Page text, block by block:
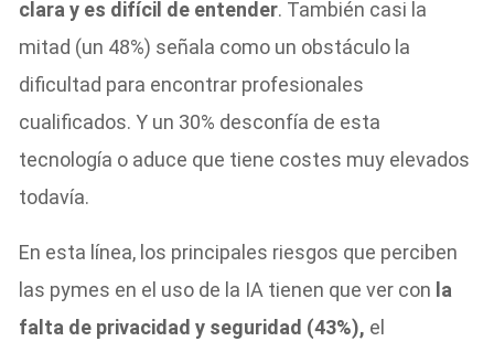
clara y es difícil de entender. También casi la
mitad (un 48%) señala como un obstáculo la
dificultad para encontrar profesionales
cualificados. Y un 30% desconfía de esta
tecnología o aduce que tiene costes muy elevados
todavía.
En esta línea, los principales riesgos que perciben
las pymes en el uso de la IA tienen que ver con la
falta de privacidad y seguridad (43%), el